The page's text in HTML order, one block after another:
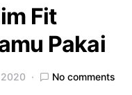
Fit
Pakai
No comments